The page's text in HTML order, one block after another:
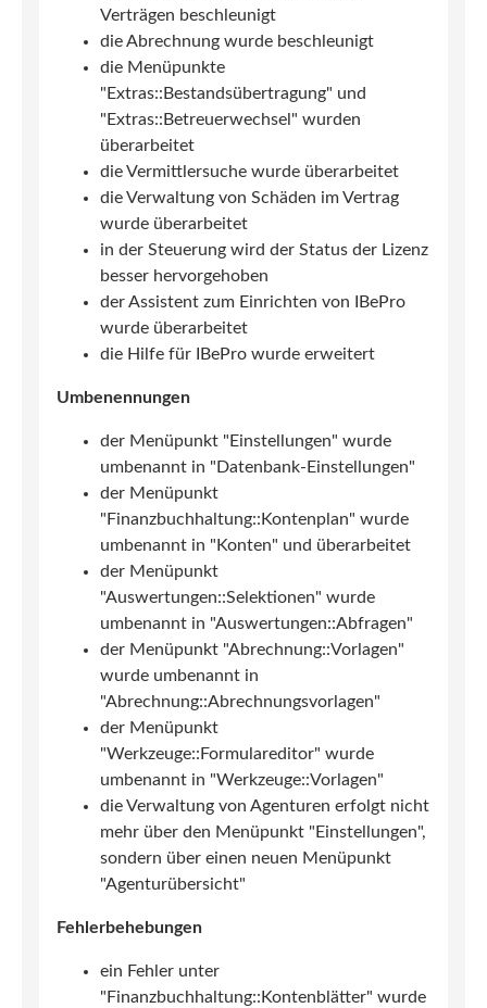
Verträgen beschleunigt
die Abrechnung wurde beschleunigt
die Menüpunkte
"Extras::Bestandsübertragung" und
"Extras::Betreuerwechsel" wurden
überarbeitet
die Vermittlersuche wurde überarbeitet
die Verwaltung von Schäden im Vertrag
wurde überarbeitet
in der Steuerung wird der Status der Lizenz
besser hervorgehoben
der Assistent zum Einrichten von IBePro
wurde überarbeitet
die Hilfe für IBePro wurde erweitert
Umbenennungen
der Menüpunkt "Einstellungen" wurde
umbenannt in "Datenbank-Einstellungen"
der Menüpunkt
"Finanzbuchhaltung::Kontenplan" wurde
umbenannt in "Konten" und überarbeitet
der Menüpunkt
"Auswertungen::Selektionen" wurde
umbenannt in "Auswertungen::Abfragen"
der Menüpunkt "Abrechnung::Vorlagen"
wurde umbenannt in
"Abrechnung::Abrechnungsvorlagen"
der Menüpunkt
"Werkzeuge::Formulareditor" wurde
umbenannt in "Werkzeuge::Vorlagen"
die Verwaltung von Agenturen erfolgt nicht
mehr über den Menüpunkt "Einstellungen",
sondern über einen neuen Menüpunkt
"Agenturübersicht"
Fehlerbehebungen
ein Fehler unter
"Finanzbuchhaltung::Kontenblätter" wurde